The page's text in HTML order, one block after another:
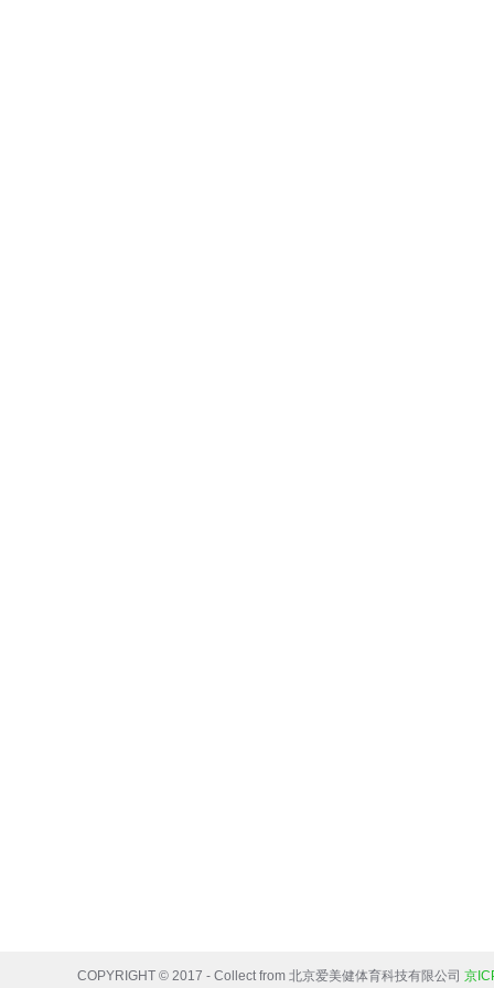
COPYRIGHT © 2017 - Collect from 北京爱美健体育科技有限公司 京